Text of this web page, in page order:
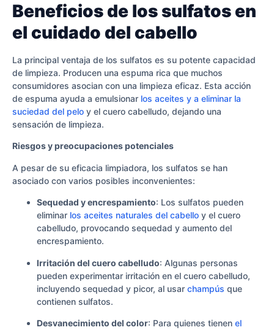
Beneficios de los sulfatos en
el cuidado del cabello
La principal ventaja de los sulfatos es su potente capacidad
de limpieza. Producen una espuma rica que muchos
consumidores asocian con una limpieza eficaz. Esta acción
de espuma ayuda a emulsionar los aceites y a eliminar la
suciedad del pelo y el cuero cabelludo, dejando una
sensación de limpieza.
Riesgos y preocupaciones potenciales
A pesar de su eficacia limpiadora, los sulfatos se han
asociado con varios posibles inconvenientes:
Sequedad y encrespamiento: Los sulfatos pueden
eliminar los aceites naturales del cabello y el cuero
cabelludo, provocando sequedad y aumento del
encrespamiento.
Irritación del cuero cabelludo: Algunas personas
pueden experimentar irritación en el cuero cabelludo,
incluyendo sequedad y picor, al usar champús que
contienen sulfatos.
Desvanecimiento del color: Para quienes tienen el